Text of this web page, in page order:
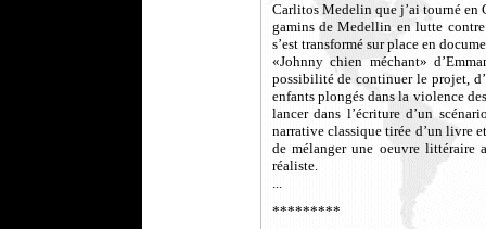
Carlitos Medelin que j’ai tourné en
gamins de Medellin en lutte
s’est transformé sur place en
«Johnny chien méchant»
possibilité de continuer le projet,
enfants plongés dans la violence
lancer dans l’écriture d’un
narrative classique tirée d’un livre
de mélanger une oeuvre littéraire
réaliste.
...
*********